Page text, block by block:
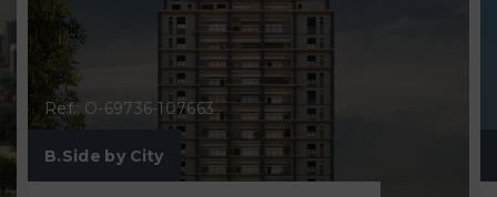
Ref.: O-69736-107663
B.Side by City